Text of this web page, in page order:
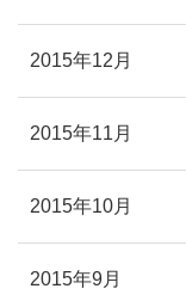
2015年12月
2015年11月
2015年10月
2015年9月